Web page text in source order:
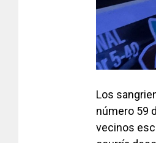
Los
número 59
vecinos